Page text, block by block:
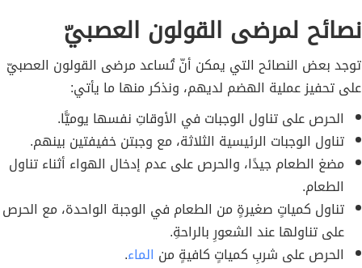
نصائح لمرضى القولون العصبيّ
توجد بعض النصائح التي يمكن أنّ تُساعد مرضى القولون العصبيّ
على تحفيز عملية الهضم لديهم، ونذكر منها ما يأتي:
الحرص على تناول الوجبات في الأوقاتِ نفسها يوميًّا.
تناول الوجبات الرئيسية الثلاثة، مع وجبتن خفيفتين بينهم.
مضغ الطعام جيدًا، والحرص على عدم إدخال الهواء أثناء تناول
الطعام.
تناول كمياتٍ صغيرةٍ من الطعام في الوجبة الواحدة، مع الحرص
على تناولها عند الشعورِ بالراحةِ.
الحرص على شربِ كمياتٍ كافيةٍ من الماء.